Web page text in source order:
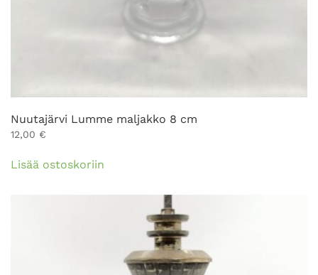
Nuutajärvi Lumme maljakko 8 cm
12,00 €
Lisää ostoskoriin